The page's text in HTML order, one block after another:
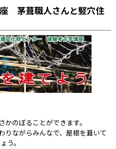
座 茅葺職人さんと竪穴住
のぼることができます。
りながらみんなで、屋根を葺いて
う。